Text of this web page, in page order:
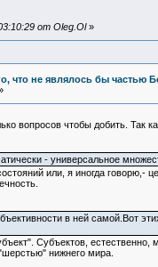
от Oleg.Ol»
что не являлось бы частью
вопросов чтобы добить. Так
- универсальное
или, я иногда говорю,-
в ней самой.Вот
Субъектов,
нижнего мира.